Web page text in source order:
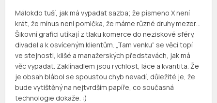
Málokdo tuší, jak má vypadat sazba; že písmeno X není
krát, že mínus není pomlčka, že máme různé druhy mezer…
Šikovní grafici utíkají z tlaku komerce do neziskové sféry,
divadel a k osvíceným klientům. „Tam venku“ se věci topí
ve stejnosti, klišé a manažerských představách, jak má
věc vypadat. Zaklínadlem jsou rychlost, láce a kvantita. Že
je obsah blábol se spoustou chyb nevadí, důležité je, že
bude vytištěný na nejtvrdším papíře, co současná
technologie dokáže. :)